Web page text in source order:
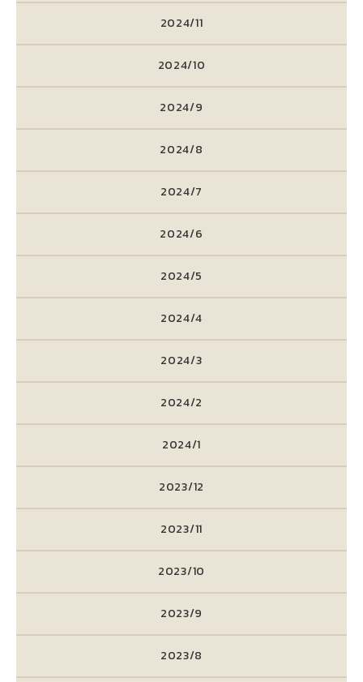
2024/11
2024/10
2024/9
2024/8
2024/7
2024/6
2024/5
2024/4
2024/3
2024/2
2024/1
2023/12
2023/11
2023/10
2023/9
2023/8